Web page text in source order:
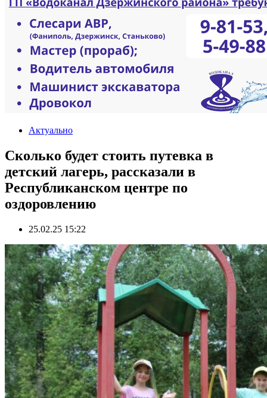
Актуально
Сколько будет стоить путевка в
детский лагерь, рассказали в
Республиканском центре по
оздоровлению
25.02.25 15:22